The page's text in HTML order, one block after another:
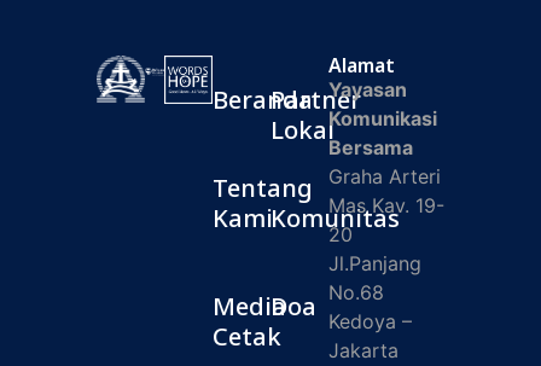
Beranda
Tentang
Kami
Media
Cetak
Partner
Lokal
Komunitas
Doa
Alamat
Yayasan
Komunikasi
Bersama
Graha Arteri
Mas Kav. 19-
20
Jl.Panjang
No.68
Kedoya –
Jakarta